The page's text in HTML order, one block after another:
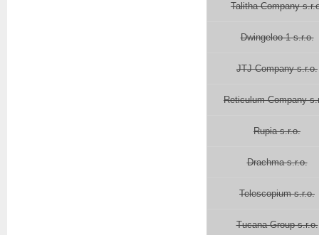
Talitha Company
Dwingeloo 1 s.r.o.
JTJ Company s.r.o.
Reticulum Company
Rupia s.r.o.
Drachma s.r.o.
Telescopium s.r.o.
Tucana Group s.r.o.